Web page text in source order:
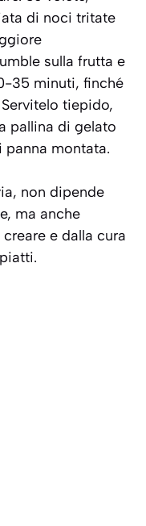
di noci tritate
sulla frutta e
35 minuti, finché
tiepido,
pallina di gelato
montata.
non dipende
ma anche
e dalla cura